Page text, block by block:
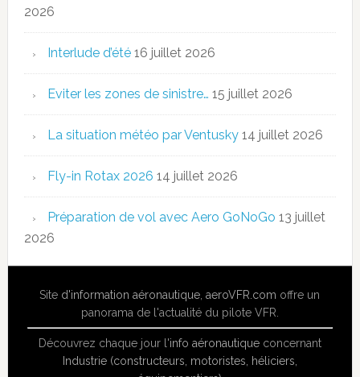
2026
Interlude d’été 16 juillet 2026
Eviter les zones de sinistre… 15 juillet 2026
La situation météo par Ventusky 14 juillet 2026
Fly-in Rotax 2026 14 juillet 2026
Préparation de vol avec Aero GoNoGo 13 juillet
2026
Site d'information aéronautique ,aeroVFR.com offre un
panorama de l'actualité du pilote VFR.
Découvrez chaque jour l'info aéronautiqueconcernant
Industrie (constructeurs, motoristes, héliciers,